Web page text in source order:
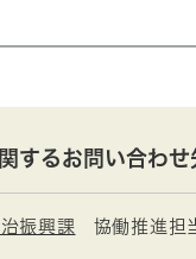
するお問い合わせ
治振興課 協働推進担